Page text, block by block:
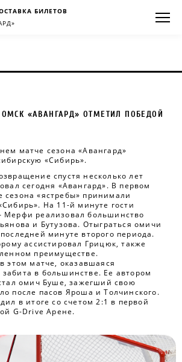
БИЛЕТОВ
«АВАНГАРД» ОТМЕТИЛ ПОБЕДОЙ
матче сезона «Авангард»
«Сибирь».
спустя несколько лет
сегодня «Авангард». В первом
«ястребы» принимали
На 11-й минуте гости
реализовал большинство
и Бутузова. Отыграться омичи
минуте второго периода.
ассистировал Грицюк, также
преимуществе.
этом матче, оказавшаяся
в большинстве. Ее автором
омич Буше, зажегший свою
после пасов Яроша и Толчинского.
в итоге со счетом 2:1 в первой
G-Drive Арене.